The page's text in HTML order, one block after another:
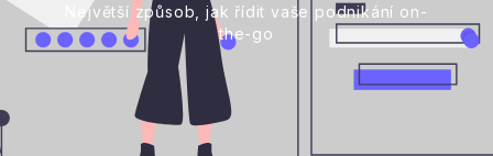
Největší způsob, jak řídit vaše podnikání on-
the-go